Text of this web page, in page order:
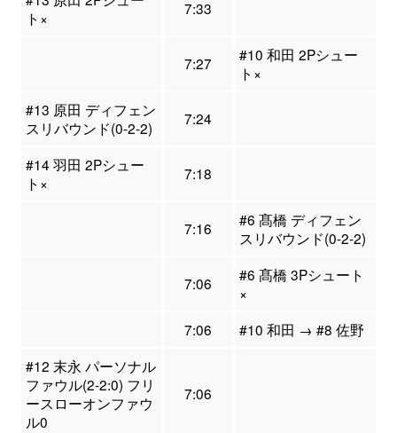
ト×
7:33
7:27
#10 和田 2Pシュー
ト×
#13 原田 ディフェン
スリバウンド(0-2-2)
7:24
#14 羽田 2Pシュー
ト×
7:18
7:16
#6 髙橋 ディフェン
スリバウンド(0-2-2)
7:06
#6 髙橋 3Pシュート
×
7:06
#10 和田 → #8 佐野
#12 末永 パーソナル
ファウル(2-2:0) フリ
ースローオンファウ
ル0
7:06